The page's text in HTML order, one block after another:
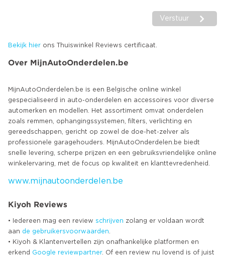
Verstuur
Bekijk hier ons Thuiswinkel Reviews certificaat.
Over MijnAutoOnderdelen.be
MijnAutoOnderdelen.be is een Belgische online winkel
gespecialiseerd in auto-onderdelen en accessoires voor diverse
automerken en modellen. Het assortiment omvat onderdelen
zoals remmen, ophangingssystemen, filters, verlichting en
gereedschappen, gericht op zowel de doe-het-zelver als
professionele garagehouders. MijnAutoOnderdelen.be biedt
snelle levering, scherpe prijzen en een gebruiksvriendelijke online
www.mijnautoonderdelen.be
Kiyoh Reviews
• Iedereen mag een review schrijven zolang er voldaan wordt
aan de gebruikersvoorwaarden
• Kiyoh & Klantenvertellen zijn onafhankelijke platformen en
erkend Google reviewpartner. Of een review nu lovend is of juist